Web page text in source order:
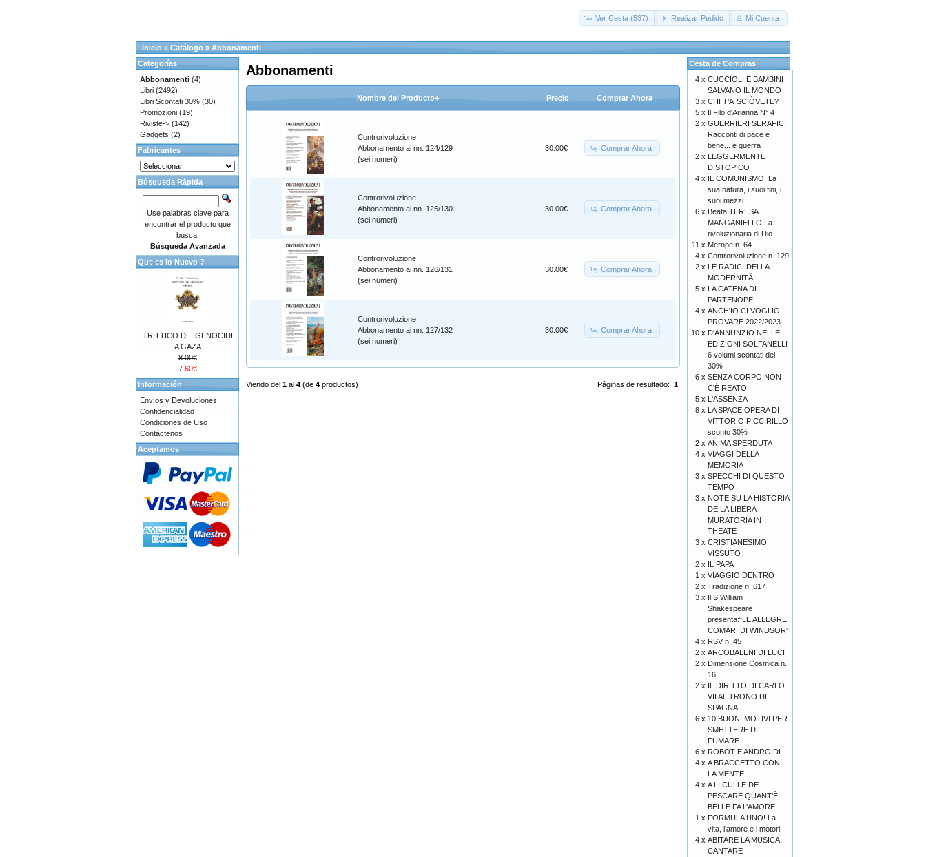
Ver Cesta (537) Realizar Pedido Mi Cuenta
Inicio » Catálogo » Abbonamenti
Abbonamenti
Nombre del Producto+ Precio Comprar Ahora
Controrivoluzione
Abbonamento ai nn. 124/129
(sei numeri)
30.00€ Comprar Ahora
Controrivoluzione
Abbonamento ai nn. 125/130
(sei numeri)
30.00€ Comprar Ahora
Controrivoluzione
Abbonamento ai nn. 126/131
(sei numeri)
30.00€ Comprar Ahora
Controrivoluzione
Abbonamento ai nn. 127/132
(sei numeri)
30.00€ Comprar Ahora
Páginas de resultado: 1
Viendo del 1 al 4 (de 4 productos)
Categorías
Abbonamenti (4)
Libri (2492)
Libri Scontati 30% (30)
Promozioni (19)
Riviste-> (142)
Gadgets (2)
Fabricantes
Búsqueda Rápida
Use palabras clave para
encontrar el producto que
busca.
Búsqueda Avanzada
Que es lo Nuevo ?
TRITTICO DEI GENOCIDI
A GAZA
8.00€
7.60€
Información
Envíos y Devoluciones
Confidencialidad
Condiciones de Uso
Contáctenos
Aceptamos
Cesta de Compras
4 x CUCCIOLI E BAMBINI
SALVANO IL MONDO
3 x CHI T’A’ SCIÒVETE?
5 x Il Filo d'Arianna N° 4
2 x GUERRIERI SERAFICI
Racconti di pace e
bene... e guerra
2 x LEGGERMENTE
DISTOPICO
4 x IL COMUNISMO. La
sua natura, i suoi fini, i
suoi mezzi
6 x Beata TERESA
MANGANIELLO La
rivoluzionaria di Dio
11 x Merope n. 64
4 x Controrivoluzione n. 129
2 x LE RADICI DELLA
MODERNITÀ
5 x LA CATENA DI
PARTENOPE
4 x ANCH'IO CI VOGLIO
PROVARE 2022/2023
10 x D'ANNUNZIO NELLE
EDIZIONI SOLFANELLI
6 volumi scontati del
30%
6 x SENZA CORPO NON
C'È REATO
5 x L'ASSENZA
8 x LA SPACE OPERA DI
VITTORIO PICCIRILLO
sconto 30%
2 x ANIMA SPERDUTA
4 x VIAGGI DELLA
MEMORIA
3 x SPECCHI DI QUESTO
TEMPO
3 x NOTE SU LA HISTORIA
DE LA LIBERA
MURATORIA IN
THEATE
3 x CRISTIANESIMO
VISSUTO
2 x IL PAPA
1 x VIAGGIO DENTRO
2 x Tradizione n. 617
3 x Il S.William
Shakespeare
presenta:“LE ALLEGRE
COMARI DI WINDSOR”
4 x RSV n. 45
2 x ARCOBALENI DI LUCI
2 x Dimensione Cosmica n.
16
2 x IL DIRITTO DI CARLO
VII AL TRONO DI
SPAGNA
6 x 10 BUONI MOTIVI PER
SMETTERE DI
FUMARE
6 x ROBOT E ANDROIDI
4 x A BRACCETTO CON
LA MENTE
4 x A LI CULLE DE
PESCARE QUANT’È
BELLE FA L’AMORE
1 x FORMULA UNO! La
vita, l’amore e i motori
4 x ABITARE LA MUSICA
CANTARE